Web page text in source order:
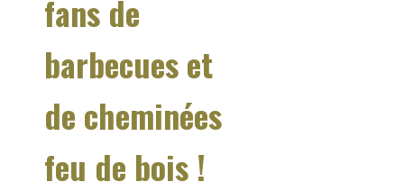
fans de
barbecues et
de cheminées
feu de bois !